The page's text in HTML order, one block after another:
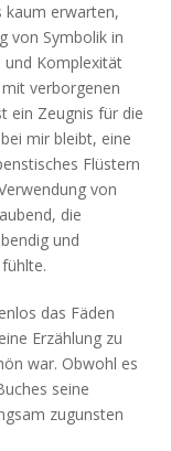
kaum erwarten,
von Symbolik in
und Komplexität
verborgenen
ein Zeugnis für die
mir bleibt, eine
Flüstern
von
die
und
das Fäden
Erzählung zu
war. Obwohl es
seine
zugunsten